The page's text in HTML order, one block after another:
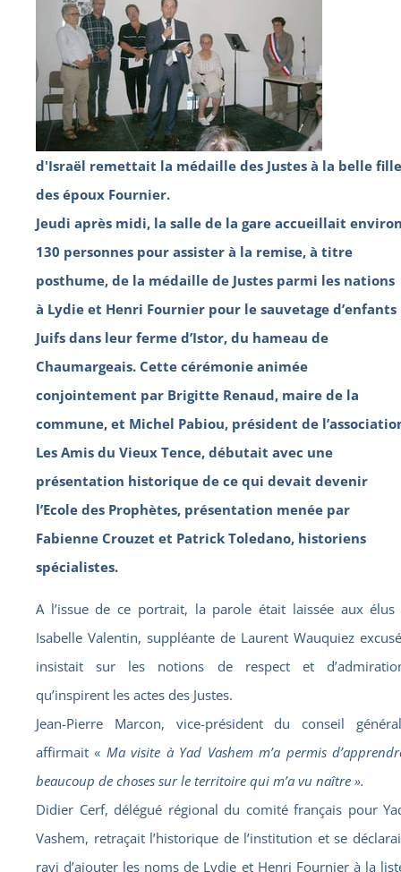
d'Israël remettait la médaille des Justes à la belle fille
des époux Fournier.
Jeudi après midi, la salle de la gare accueillait
130 personnes pour assister à la remise, à titre
posthume, de la médaille de Justes parmi les nations
à Lydie et Henri Fournier pour le sauvetage d’enfants
Juifs dans leur ferme d’Istor, du hameau de
Chaumargeais. Cette cérémonie animée
conjointement par Brigitte Renaud, maire de la
commune, et Michel Pabiou, président de
Les Amis du Vieux Tence, débutait avec une
présentation historique de ce qui devait devenir
l’Ecole des Prophètes, présentation menée par
Fabienne Crouzet et Patrick Toledano, historiens
spécialistes.
A l’issue de ce portrait, la parole était laissée aux élus
Isabelle Valentin, suppléante de Laurent Wauquiez
insistait sur les notions de respect et
qu’inspirent les actes des Justes.
Jean-Pierre Marcon, vice-président du conseil
affirmait « Ma visite à Yad Vashem m’a permis
beaucoup de choses sur le territoire qui m’a vu naître ».
Didier Cerf, délégué régional du comité français pour
Vashem, retraçait l’historique de l’institution et se
ravi d’ajouter les noms de Lydie et Henri Fournier à la